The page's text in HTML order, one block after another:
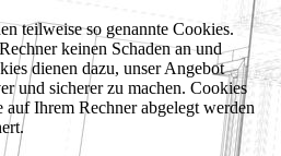
teilweise so genannte Cookies.
keinen Schaden an und
dienen dazu, unser Angebot
und sicherer zu machen. Cookies
Ihrem Rechner abgelegt werden